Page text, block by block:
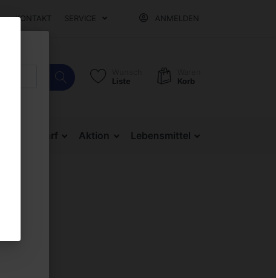
KONTAKT SERVICE ANMELDEN
Liste
Korb
Bürobedarf Aktion Lebensmittel